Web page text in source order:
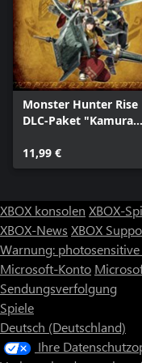
Monster Hunter Rise
DLC-Paket "Kamura-
11,99 €
XBOX konsolen XBOX-
XBOX-News XBOX
Warnung: photosensitive
Microsoft-Konto
Sendungsverfolgung
Spiele
Deutsch (Deutschland)
Ihre